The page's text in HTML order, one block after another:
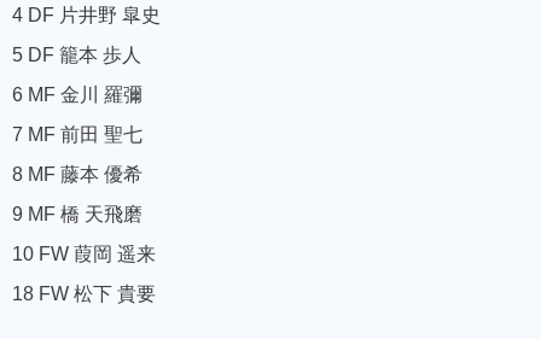
4 DF 片井野 皐史
5 DF 籠本 歩人
6 MF 金川 羅彌
7 MF 前田 聖七
8 MF 藤本 優希
9 MF 橋 天飛磨
10 FW 葭岡 遥来
18 FW 松下 貴要